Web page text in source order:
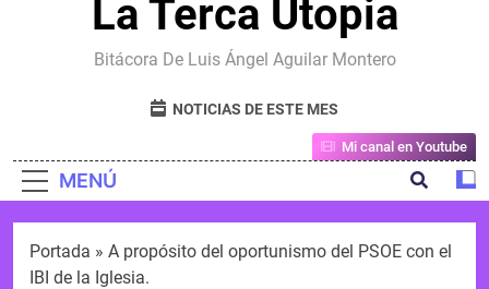
La Terca Utopia
Bitácora De Luis Ángel Aguilar Montero
NOTICIAS DE ESTE MES
MENÚ
Mi canal en Youtube
Portada » A propósito del oportunismo del PSOE con el
IBI de la Iglesia.